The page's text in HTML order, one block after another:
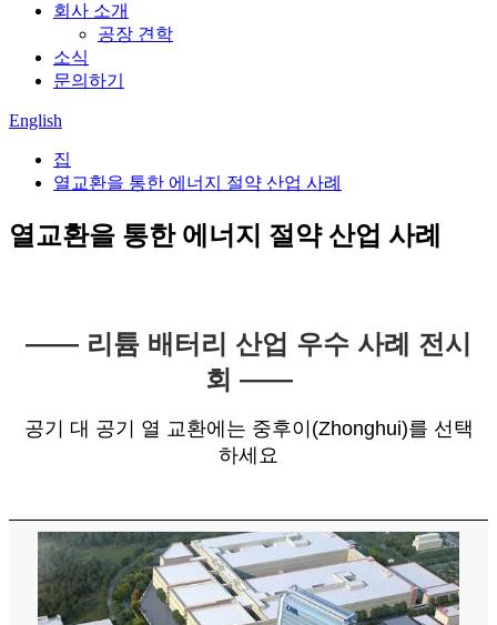
회사 소개
공장 견학
소식
문의하기
English
집
열교환을 통한 에너지 절약 산업 사례
열교환을 통한 에너지 절약 산업 사례
—— 리튬 배터리 산업 우수 사례 전시
회 ——
공기 대 공기 열 교환에는 중후이(Zhonghui)를 선택
하세요